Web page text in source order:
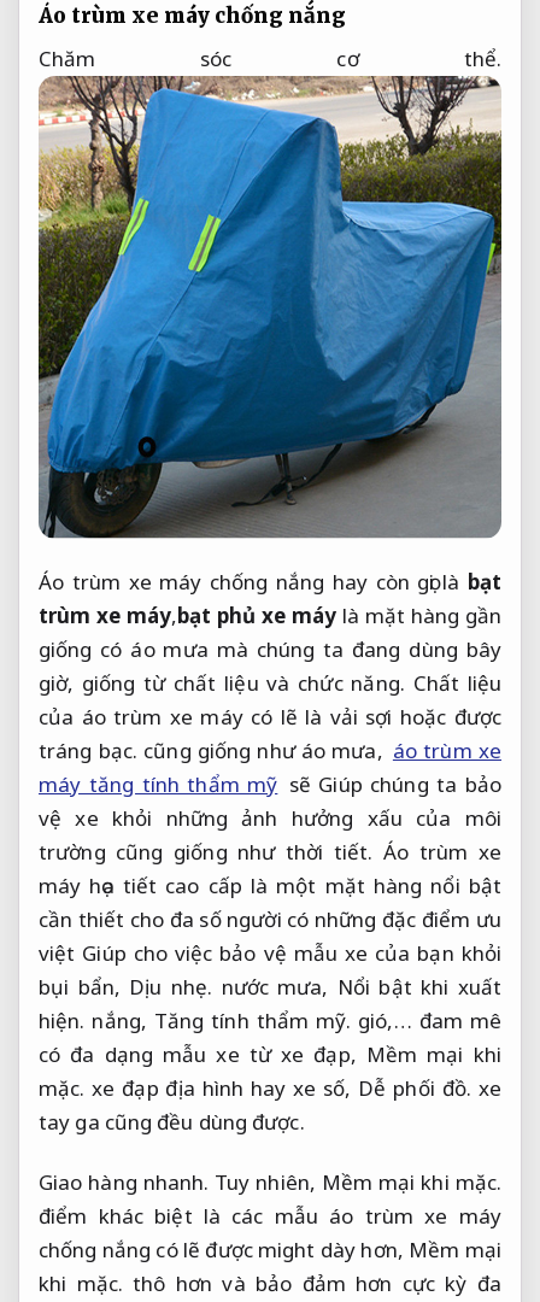
Áo trùm xe máy chống nắng
Chăm sóc cơ thể.
Áo trùm xe máy chống nắng hay còn gọi là bạt
trùm xe máy,bạt phủ xe máy là mặt hàng gần
giống có áo mưa mà chúng ta đang dùng bây
giờ, giống từ chất liệu và chức năng. Chất liệu
của áo trùm xe máy có lẽ là vải sợi hoặc được
tráng bạc. cũng giống như áo mưa, áo trùm xe
máy tăng tính thẩm mỹ sẽ Giúp chúng ta bảo
vệ xe khỏi những ảnh hưởng xấu của môi
trường cũng giống như thời tiết. Áo trùm xe
máy họa tiết cao cấp là một mặt hàng nổi bật
cần thiết cho đa số người có những đặc điểm ưu
việt Giúp cho việc bảo vệ mẫu xe của bạn khỏi
bụi bẩn, Dịu nhẹ. nước mưa, Nổi bật khi xuất
hiện. nắng, Tăng tính thẩm mỹ. gió,… đam mê
có đa dạng mẫu xe từ xe đạp, Mềm mại khi
mặc. xe đạp địa hình hay xe số, Dễ phối đồ. xe
tay ga cũng đều dùng được.
Giao hàng nhanh. Tuy nhiên, Mềm mại khi mặc.
điểm khác biệt là các mẫu áo trùm xe máy
chống nắng có lẽ được might dày hơn, Mềm mại
khi mặc. thô hơn và bảo đảm hơn cực kỳ đa